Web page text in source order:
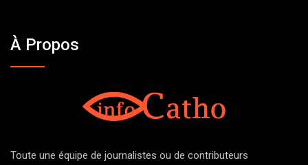
À Propos
Toute une équipe de journalistes ou de contributeurs